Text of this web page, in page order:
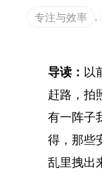
专注与效率
,
导读： 以
赶路，拍
有一阵子
得，那些
乱里拽出